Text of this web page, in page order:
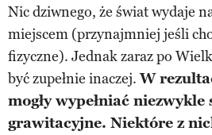
Nic dziwnego, że świat wydaje
miejscem (przynajmniej jeśli
fizyczne). Jednak zaraz po
być zupełnie inaczej.W
mogły wypełniać niezwykle
grawitacyjne. Niektóre z